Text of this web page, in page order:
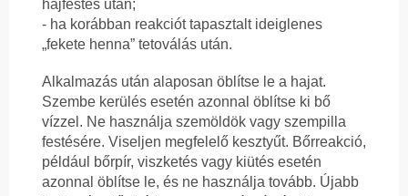
hajfestés után;
- ha korábban reakciót tapasztalt ideiglenes
„fekete henna” tetoválás után.
Alkalmazás után alaposan öblítse le a hajat.
Szembe kerülés esetén azonnal öblítse ki bő
vízzel. Ne használja szemöldök vagy szempilla
festésére. Viseljen megfelelő kesztyűt. Bőrreakció,
például bőrpír, viszketés vagy kiütés esetén
azonnal öblítse le, és ne használja tovább. Újabb